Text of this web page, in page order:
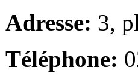
Adresse: 3,
Téléphone: